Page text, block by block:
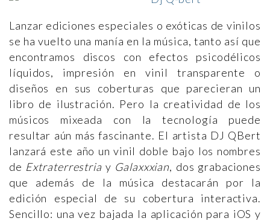
Lanzar ediciones especiales o exóticas de vinilos
se ha vuelto una manía en la música, tanto así que
encontramos discos con efectos psicodélicos
líquidos, impresión en vinil transparente o
diseños en sus coberturas que parecieran un
libro de ilustración. Pero la creatividad de los
músicos mixeada con la tecnología puede
resultar aún más fascinante. El artista DJ QBert
lanzará este año un vinil doble bajo los nombres
de Extraterrestria y Galaxxxian, dos grabaciones
que además de la música destacarán por la
edición especial de su cobertura interactiva.
Sencillo: una vez bajada la aplicación para iOS y